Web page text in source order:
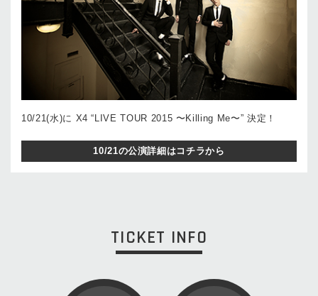
10/21(水)に X4 “LIVE TOUR 2015 〜Killing Me〜” 決定！
10/21の公演詳細はコチラから
TICKET INFO